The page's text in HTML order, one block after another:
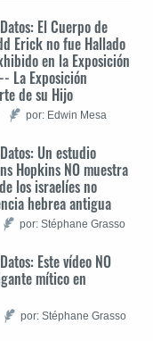
El Cuerpo de
Erick no fue Hallado
en la Exposición
La Exposición
de su Hijo
por: Edwin Mesa
Un estudio
Hopkins NO muestra
los israelíes no
hebrea antigua
por: Stéphane Grasso
Este vídeo NO
mítico en
por: Stéphane Grasso